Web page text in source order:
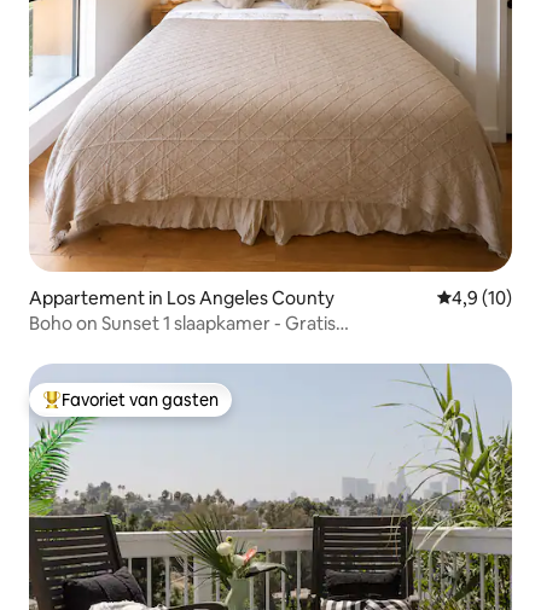
Appartement in Los Angeles County
4,9 (10)
Boho on Sunset 1 slaapkamer - Gratis
Topfavoriet van gasten
Favoriet van gasten